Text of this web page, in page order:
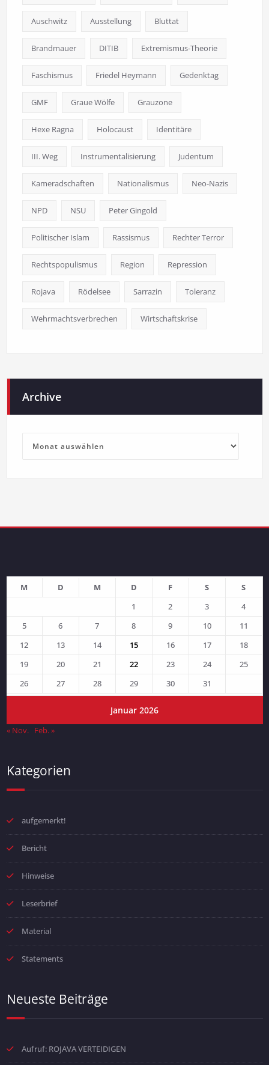
Auschwitz Ausstellung Bluttat
Brandmauer DITIB Extremismus-Theorie
Faschismus Friedel Heymann Gedenktag
GMF Graue Wölfe Grauzone
Hexe Ragna Holocaust Identitäre
III. Weg Instrumentalisierung Judentum
Kameradschaften Nationalismus Neo-Nazis
NPD NSU Peter Gingold
Politischer Islam Rassismus Rechter Terror
Rechtspopulismus Region Repression
Rojava Rödelsee Sarrazin Toleranz
Wehrmachtsverbrechen Wirtschaftskrise
Archive
Januar 2026
M D M D F S
S
1
2 3
4
5
6 7 8 9 10
11
12
13 14 15 16 17
18
19
20 21 22 23 24
25
26
27 28 29 30 31
« Nov. Feb. »
Kategorien
aufgemerkt!
Bericht
Hinweise
Leserbrief
Material
Statements
Neueste Beiträge
Aufruf: ROJAVA VERTEIDIGEN